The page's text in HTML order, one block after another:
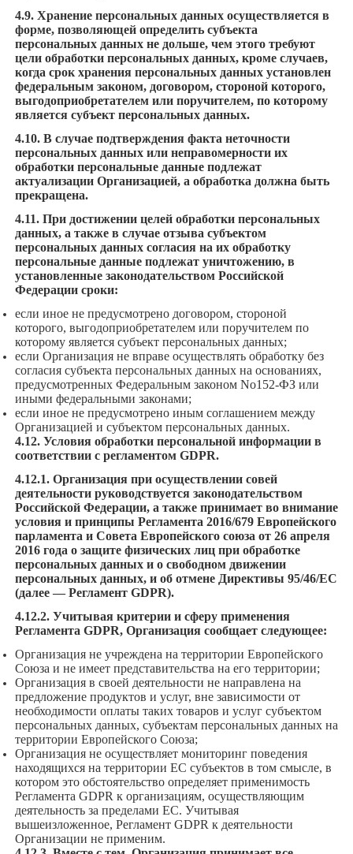
4.9. Хранение персональных данных осуществляется в
форме, позволяющей определить субъекта
персональных данных не дольше, чем этого требуют
цели обработки персональных данных, кроме случаев,
когда срок хранения персональных данных установлен
федеральным законом, договором, стороной которого,
выгодоприобретателем или поручителем, по которому
является субъект персональных данных.
4.10. В случае подтверждения факта неточности
персональных данных или неправомерности их
обработки персональные данные подлежат
актуализации Организацией, а обработка должна быть
прекращена.
4.11. При достижении целей обработки персональных
данных, а также в случае отзыва субъектом
персональных данных согласия на их обработку
персональные данные подлежат уничтожению, в
установленные законодательством Российской
Федерации сроки:
если иное не предусмотрено договором, стороной
которого, выгодоприобретателем или поручителем по
которому является субъект персональных данных;
если Организация не вправе осуществлять обработку без
согласия субъекта персональных данных на основаниях,
предусмотренных Федеральным законом No152-ФЗ или
иными федеральными законами;
если иное не предусмотрено иным соглашением между
Организацией и субъектом персональных данных.
4.12. Условия обработки персональной информации в
соответствии с регламентом GDPR.
4.12.1. Организация при осуществлении совей
деятельности руководствуется законодательством
Российской Федерации, а также принимает во внимание
условия и принципы Регламента 2016/679 Европейского
парламента и Совета Европейского союза от 26 апреля
2016 года о защите физических лиц при обработке
персональных данных и о свободном движении
персональных данных, и об отмене Директивы 95/46/EC
(далее — Регламент GDPR).
4.12.2. Учитывая критерии и сферу применения
Регламента GDPR, Организация сообщает следующее:
Организация не учреждена на территории Европейского
Союза и не имеет представительства на его территории;
Организация в своей деятельности не направлена на
предложение продуктов и услуг, вне зависимости от
необходимости оплаты таких товаров и услуг субъектом
персональных данных, субъектам персональных данных на
территории Европейского Союза;
Организация не осуществляет мониторинг поведения
находящихся на территории ЕС субъектов в том смысле, в
котором это обстоятельство определяет применимость
Регламента GDPR к организациям, осуществляющим
деятельность за пределами ЕС. Учитывая
вышеизложенное, Регламент GDPR к деятельности
Организации не применим.